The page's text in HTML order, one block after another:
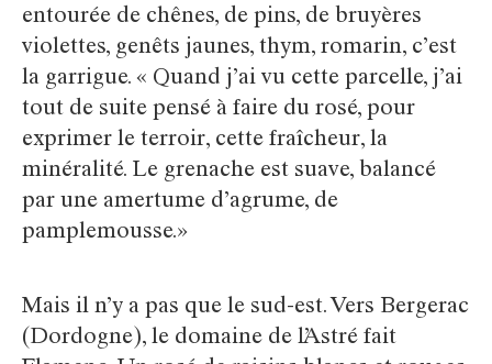
entourée de chênes, de pins, de bruyères
violettes, genêts jaunes, thym, romarin, c’est
la garrigue. « Quand j’ai vu cette parcelle, j’ai
tout de suite pensé à faire du rosé, pour
exprimer le terroir, cette fraîcheur, la
minéralité. Le grenache est suave, balancé
par une amertume d’agrume, de
pamplemousse.»
Mais il n’y a pas que le sud-est. Vers Bergerac
(Dordogne), le domaine de l’Astré fait